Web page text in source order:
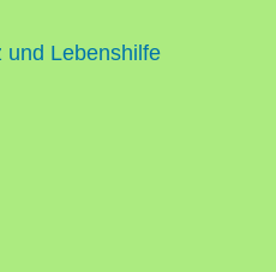
und Lebenshilfe